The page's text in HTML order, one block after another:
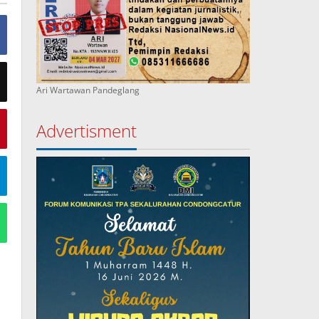
Ari Wartawan Pandeglang
Advertisment